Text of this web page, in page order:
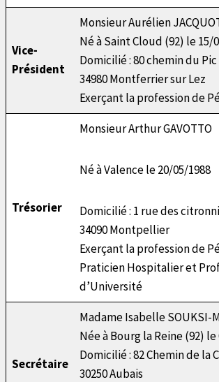
Vice-
Président
Monsieur Aurélien
Né à Saint Cloud (92) le 15/
Domicilié : 80 chemin du
34980 Montferrier sur Lez
Exerçant la profession de
Trésorier
Monsieur Arthur GAVOTTO
Né à Valence le 20/05/1988
Domicilié : 1 rue des
34090 Montpellier
Exerçant la profession de
Praticien Hospitalier et
d’Université
Secrétaire
Madame Isabelle SOUKSI-
Née à Bourg la Reine (92) le
Domicilié : 82 Chemin de la
30250 Aubais